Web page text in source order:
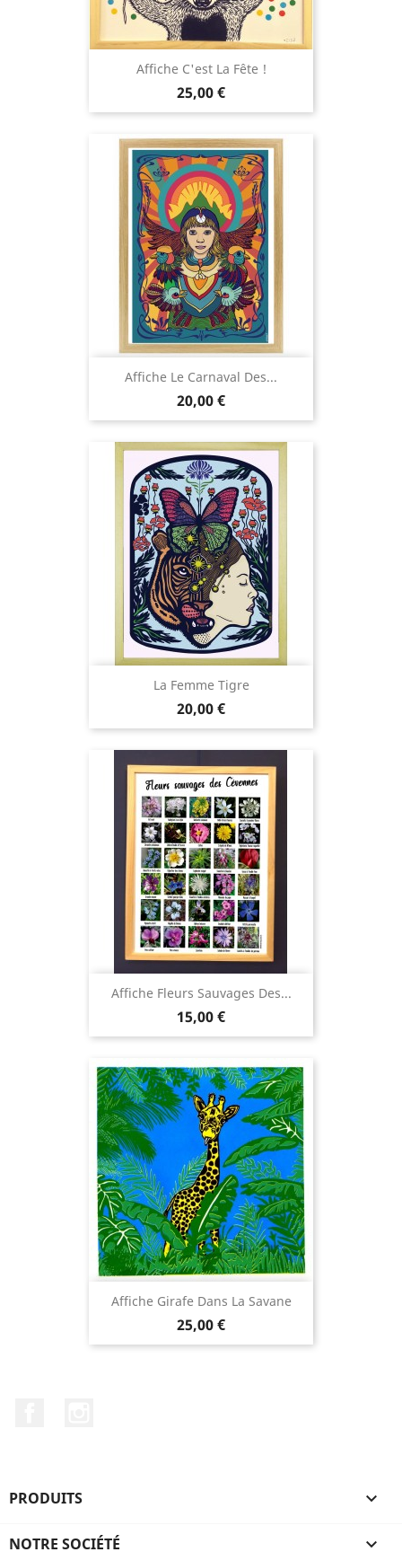
Affiche C'est La Fête !
Prix
25,00 €
Affiche Le Carnaval Des...
Prix
20,00 €
La Femme Tigre
Prix
20,00 €
Affiche Fleurs Sauvages Des...
Prix
15,00 €
Affiche Girafe Dans La Savane
Prix
25,00 €
PRODUITS 
NOTRE SOCIÉTÉ 